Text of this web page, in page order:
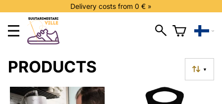
Delivery costs from 0 € »
▼
PRODUCTS